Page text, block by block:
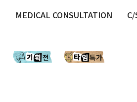
MEDICAL CONSULTATION